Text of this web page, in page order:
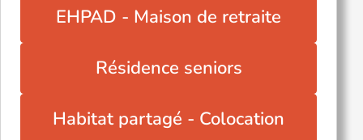
EHPAD - Maison de retraite
Résidence seniors
Habitat partagé - Colocation